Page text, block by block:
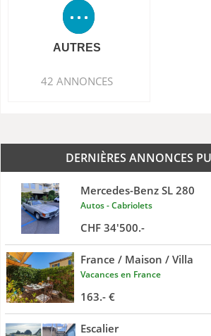
AUTRES
42 ANNONCES
DERNIÈRES ANNONCES
Mercedes-Benz SL 280
Autos - Cabriolets
CHF 34'500.-
France / Maison / Villa
Vacances en France
163.- €
Escalier